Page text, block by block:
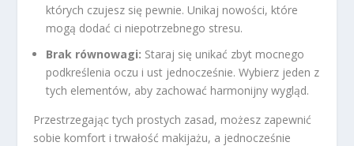
których czujesz się pewnie. Unikaj nowości, które
mogą dodać ci niepotrzebnego stresu.
Brak równowagi: Staraj się unikać zbyt mocnego
podkreślenia oczu i ust jednocześnie. Wybierz jeden z
tych elementów, aby zachować harmonijny wygląd.
Przestrzegając tych prostych zasad, możesz zapewnić
sobie komfort i trwałość makijażu, a jednocześnie